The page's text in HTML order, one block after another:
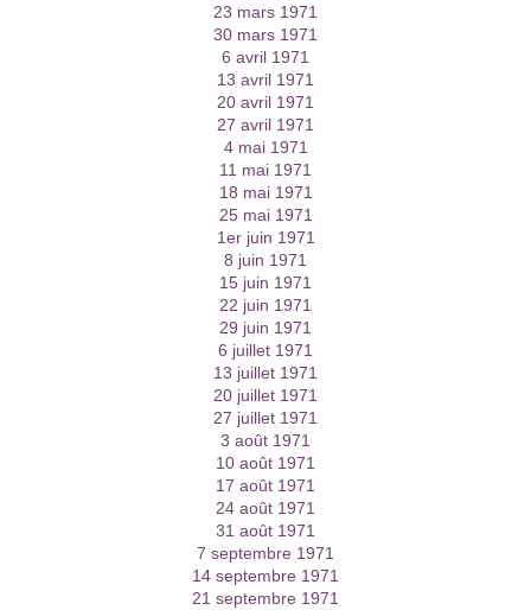
23 mars 1971
30 mars 1971
6 avril 1971
13 avril 1971
20 avril 1971
27 avril 1971
4 mai 1971
11 mai 1971
18 mai 1971
25 mai 1971
1er juin 1971
8 juin 1971
15 juin 1971
22 juin 1971
29 juin 1971
6 juillet 1971
13 juillet 1971
20 juillet 1971
27 juillet 1971
3 août 1971
10 août 1971
17 août 1971
24 août 1971
31 août 1971
7 septembre 1971
14 septembre 1971
21 septembre 1971